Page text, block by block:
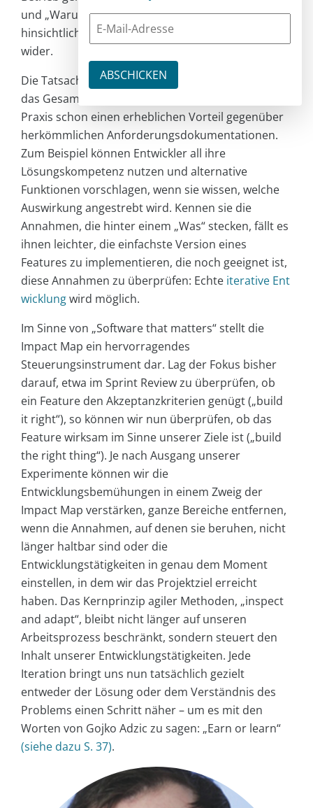
und „Warum“ spiegelt unsere Annahmen
hinsichtlich der Stakeholder in unserem Projekt
wider.
Die Tatsache, dass jedem Projektbeteiligten nun
das Gesamtbild zur Verfügung steht, bietet in der
Praxis schon einen erheblichen Vorteil gegenüber
herkömmlichen Anforderungsdokumentationen.
Zum Beispiel können Entwickler all ihre
Lösungskompetenz nutzen und alternative
Funktionen vorschlagen, wenn sie wissen, welche
Auswirkung angestrebt wird. Kennen sie die
Annahmen, die hinter einem „Was“ stecken, fällt es
ihnen leichter, die einfachste Version eines
Features zu implementieren, die noch geeignet ist,
diese Annahmen zu überprüfen: Echte iterative Ent
wicklungwird möglich.
Im Sinne von „Software that matters“ stellt die
Impact Map ein hervorragendes
Steuerungsinstrument dar. Lag der Fokus bisher
darauf, etwa im Sprint Review zu überprüfen, ob
ein Feature den Akzeptanzkriterien genügt („build
it right“), so können wir nun überprüfen, ob das
Feature wirksam im Sinne unserer Ziele ist („build
the right thing“). Je nach Ausgang unserer
Experimente können wir die
Entwicklungsbemühungen in einem Zweig der
Impact Map verstärken, ganze Bereiche entfernen,
wenn die Annahmen, auf denen sie beruhen, nicht
länger haltbar sind oder die
Entwicklungstätigkeiten in genau dem Moment
einstellen, in dem wir das Projektziel erreicht
haben. Das Kernprinzip agiler Methoden, „inspect
and adapt“, bleibt nicht länger auf unseren
Arbeitsprozess beschränkt, sondern steuert den
Inhalt unserer Entwicklungstätigkeiten. Jede
Iteration bringt uns nun tatsächlich gezielt
entweder der Lösung oder dem Verständnis des
Problems einen Schritt näher – um es mit den
Worten von Gojko Adzic zu sagen: „Earn or learn“
(siehe dazu S. 37).